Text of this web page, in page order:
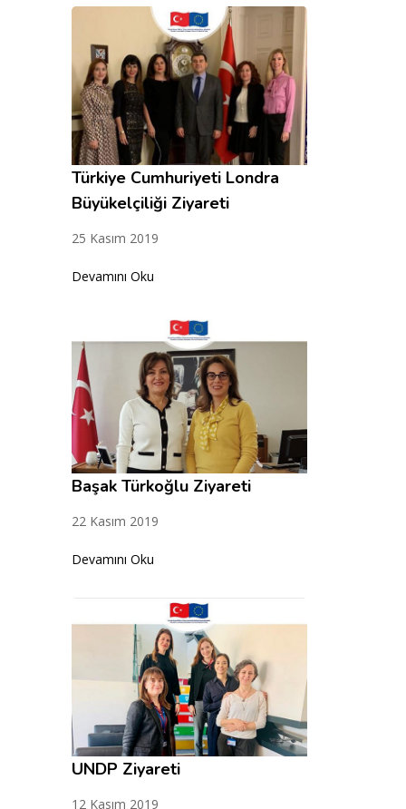
Türkiye Cumhuriyeti Londra
Büyükelçiliği Ziyareti
25 Kasım 2019
Devamını Oku
Başak Türkoğlu Ziyareti
22 Kasım 2019
Devamını Oku
UNDP Ziyareti
12 Kasım 2019